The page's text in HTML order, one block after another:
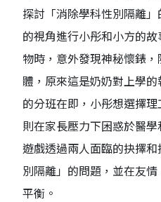
探討「消除學科性別隔離」
的視角進行小彤和小方的
物時，意外發現神秘懷錶
體，原來這是奶奶對上學
的分班在即，小彤想選擇
則在家長壓力下困惑於醫
遊戲透過兩人面臨的抉擇
別隔離」的問題，並在友
平衡。